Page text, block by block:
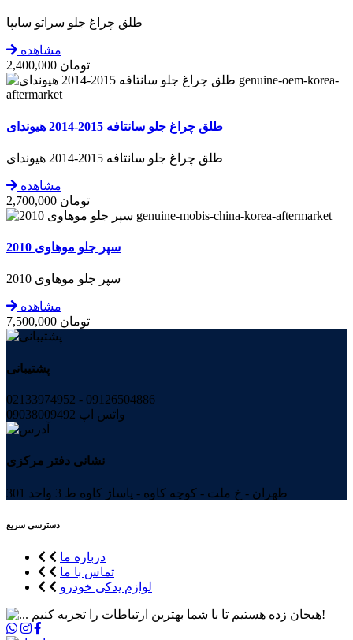
طلق چراغ جلو سراتو سایپا
مشاهده
2,400,000 تومان
genuine-oem-korea-
aftermarket
طلق چراغ جلو سانتافه 2015-2014 هیوندای
طلق چراغ جلو سانتافه 2015-2014 هیوندای
مشاهده
2,700,000 تومان
genuine-mobis-china-korea-aftermarket
سپر جلو موهاوی 2010
سپر جلو موهاوی 2010
مشاهده
7,500,000 تومان
پشتیبانی
02133974952 - 09126504886
واتس اپ 09038009492
نشانی دفتر مرکزی
طهران - خ ملت - کوچه کاوه - پاساژ کاوه ط 3 واحد 301
دسترسی سریع
درباره ما
تماس با ما
لوازم یدکی خودرو
هیجان زده هستیم تا با شما بهترین ارتباطات را تجربه کنیم!